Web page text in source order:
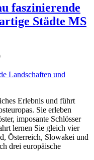
faszinierende
Städte MS
Erlebnis und führt
Sie erleben
imposante Schlösser
lernen Sie gleich vier
Österreich, Slowakei und
drei europäische